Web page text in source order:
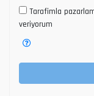
Tarafimla
veriyorum